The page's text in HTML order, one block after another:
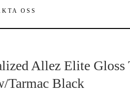
OSS
Allez Elite Gloss
Tarmac Black